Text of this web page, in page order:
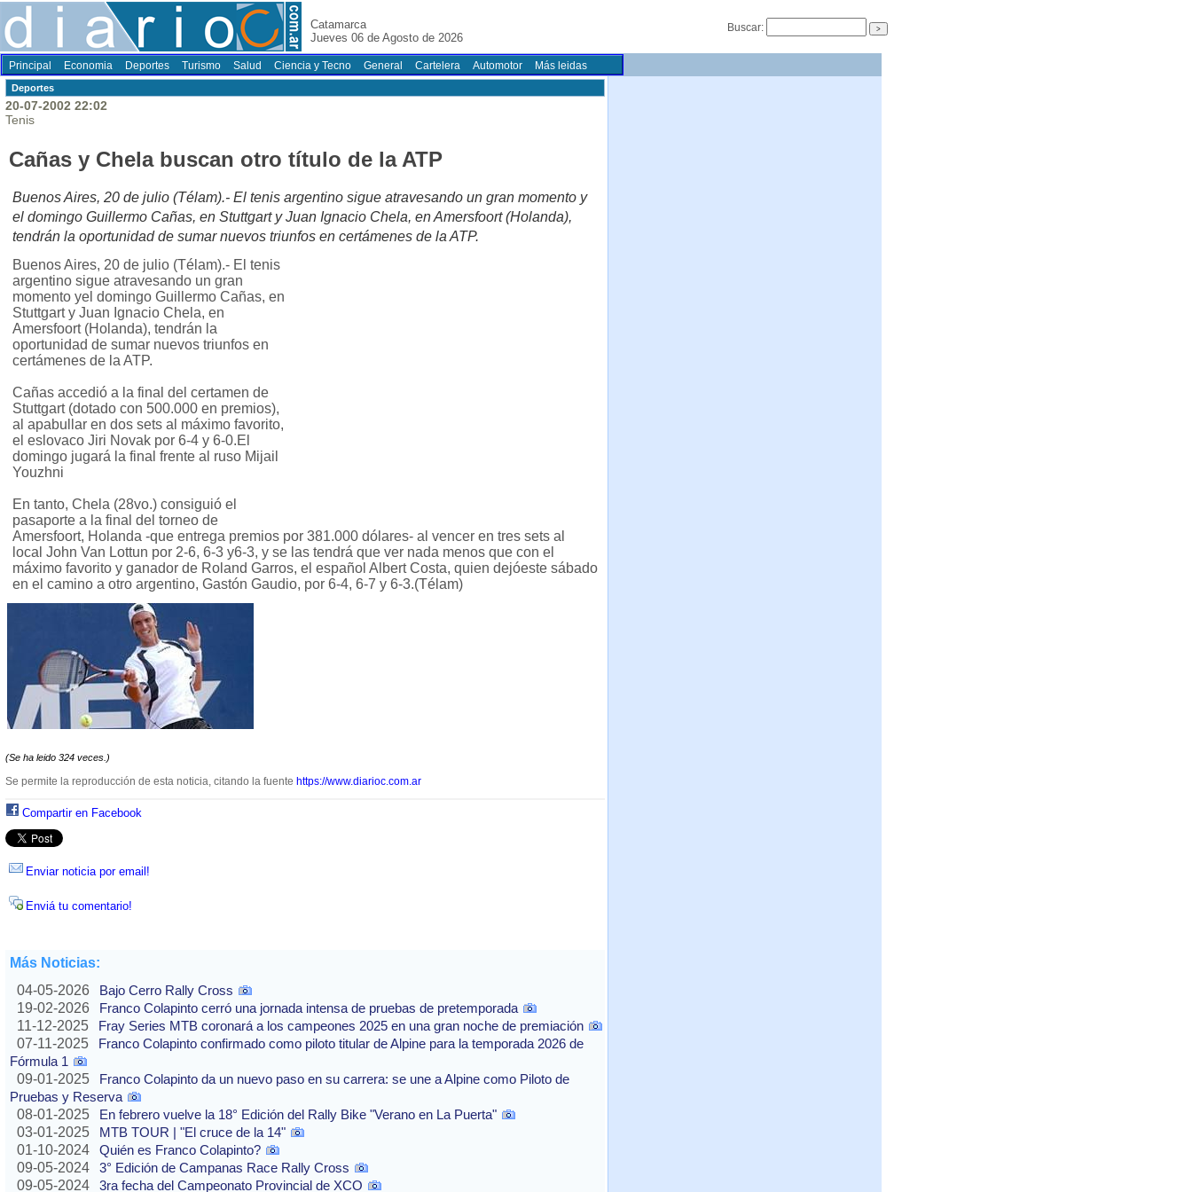
Catamarca
Jueves 06 de Agosto de 2026
Buscar:
Principal Economia Deportes Turismo Salud Ciencia y Tecno General Cartelera Automotor Más leidas
Deportes
20-07-2002 22:02
Tenis
Cañas y Chela buscan otro título de la ATP
Buenos Aires, 20 de julio (Télam).- El tenis argentino sigue atravesando un gran momento y
el domingo Guillermo Cañas, en Stuttgart y Juan Ignacio Chela, en Amersfoort (Holanda),
tendrán la oportunidad de sumar nuevos triunfos en certámenes de la ATP.
Buenos Aires, 20 de julio (Télam).- El tenis
argentino sigue atravesando un gran
momento yel domingo Guillermo Cañas, en
Stuttgart y Juan Ignacio Chela, en
Amersfoort (Holanda), tendrán la
oportunidad de sumar nuevos triunfos en
certámenes de la ATP.
Cañas accedió a la final del certamen de
Stuttgart (dotado con 500.000 en premios),
al apabullar en dos sets al máximo favorito,
el eslovaco Jiri Novak por 6-4 y 6-0.El
domingo jugará la final frente al ruso Mijail
Youzhni
En tanto, Chela (28vo.) consiguió el
pasaporte a la final del torneo de
Amersfoort, Holanda -que entrega premios por 381.000 dólares- al vencer en tres sets al
local John Van Lottun por 2-6, 6-3 y6-3, y se las tendrá que ver nada menos que con el
máximo favorito y ganador de Roland Garros, el español Albert Costa, quien dejóeste sábado
en el camino a otro argentino, Gastón Gaudio, por 6-4, 6-7 y 6-3.(Télam)
(Se ha leido 324 veces.)
Se permite la reproducción de esta noticia, citando la fuente https://www.diarioc.com.ar
Compartir en Facebook
Enviar noticia por email!
Enviá tu comentario!
Más Noticias:
04-05-2026
Bajo Cerro Rally Cross
19-02-2026
Franco Colapinto cerró una jornada intensa de pruebas de pretemporada
11-12-2025
Fray Series MTB coronará a los campeones 2025 en una gran noche de premiación
07-11-2025
Franco Colapinto confirmado como piloto titular de Alpine para la temporada 2026 de
Fórmula 1
09-01-2025
Franco Colapinto da un nuevo paso en su carrera: se une a Alpine como Piloto de
Pruebas y Reserva
08-01-2025
En febrero vuelve la 18° Edición del Rally Bike "Verano en La Puerta"
03-01-2025
MTB TOUR | "El cruce de la 14"
01-10-2024
Quién es Franco Colapinto?
09-05-2024
3° Edición de Campanas Race Rally Cross
09-05-2024
3ra fecha del Campeonato Provincial de XCO